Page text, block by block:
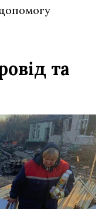
та